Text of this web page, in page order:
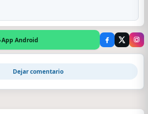
App Android
Dejar comentario